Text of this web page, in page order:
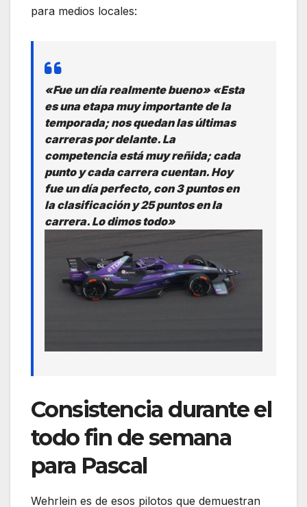
para medios locales:
«Fue un día realmente bueno» «Esta
es una etapa muy importante de la
temporada; nos quedan las últimas
carreras por delante. La
competencia está muy reñida; cada
punto y cada carrera cuentan. Hoy
fue un día perfecto, con 3 puntos en
la clasificación y 25 puntos en la
carrera. Lo dimos todo»
Consistencia durante el
todo fin de semana
para Pascal
Wehrlein es de esos pilotos que demuestran